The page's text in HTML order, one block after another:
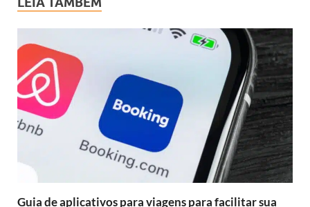
Guia de aplicativos para viagens para facilitar sua